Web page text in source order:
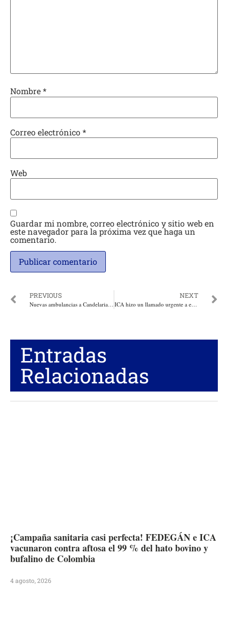
Nombre*
Correo electrónico*
Web
Guardar mi nombre, correo electrónico y sitio web en
este navegador para la próxima vez que haga un
comentario.
PREVIOUS
Nuevas ambulancias a Candelaria y Santo Tomás; Comisión de Concertación y Decisión de Juventudes; 70% de descuento intereses de derechos de tránsito
NEXT
ICA hizo un llamado urgente a extremar medidas de prevención y vigilancia contra la influenza aviar en aves de corral
Entradas
Relacionadas
¡Campaña sanitaria casi perfecta! FEDEGÁN e ICA
vacunaron contra aftosa el 99 % del hato bovino y
bufalino de Colombia
4 agosto, 2026